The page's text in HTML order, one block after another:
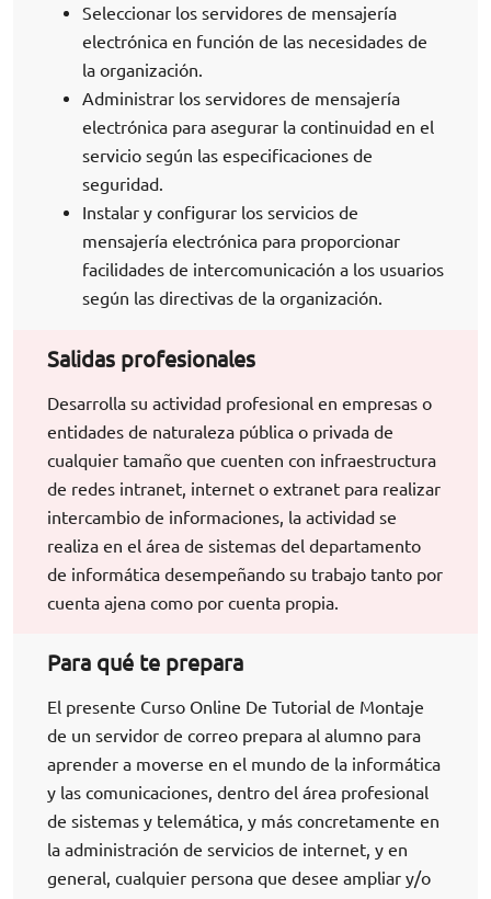
Seleccionar los servidores de mensajería
electrónica en función de las necesidades de
la organización.
Administrar los servidores de mensajería
electrónica para asegurar la continuidad en el
servicio según las especificaciones de
seguridad.
Instalar y configurar los servicios de
mensajería electrónica para proporcionar
facilidades de intercomunicación a los usuarios
según las directivas de la organización.
Salidas profesionales
Desarrolla su actividad profesional en empresas o
entidades de naturaleza pública o privada de
cualquier tamaño que cuenten con infraestructura
de redes intranet, internet o extranet para realizar
intercambio de informaciones, la actividad se
realiza en el área de sistemas del departamento
de informática desempeñando su trabajo tanto por
cuenta ajena como por cuenta propia.
Para qué te prepara
El presente Curso Online De Tutorial de Montaje
de un servidor de correo prepara al alumno para
aprender a moverse en el mundo de la informática
y las comunicaciones, dentro del área profesional
de sistemas y telemática, y más concretamente en
la administración de servicios de internet, y en
general, cualquier persona que desee ampliar y/o